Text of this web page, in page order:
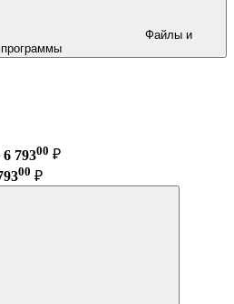
программы
6 79300 ₽
00 ₽